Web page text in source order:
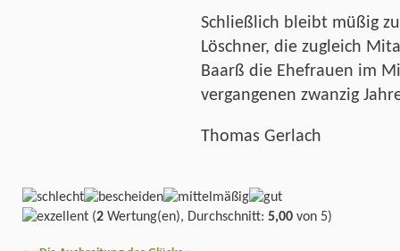
Schließlich bleibt müßig
Löschner, die zugleich
Baarß die Ehefrauen im
vergangenen zwanzig
Thomas Gerlach
(2 Wertung(en), Durchschnitt: 5,00 von 5)